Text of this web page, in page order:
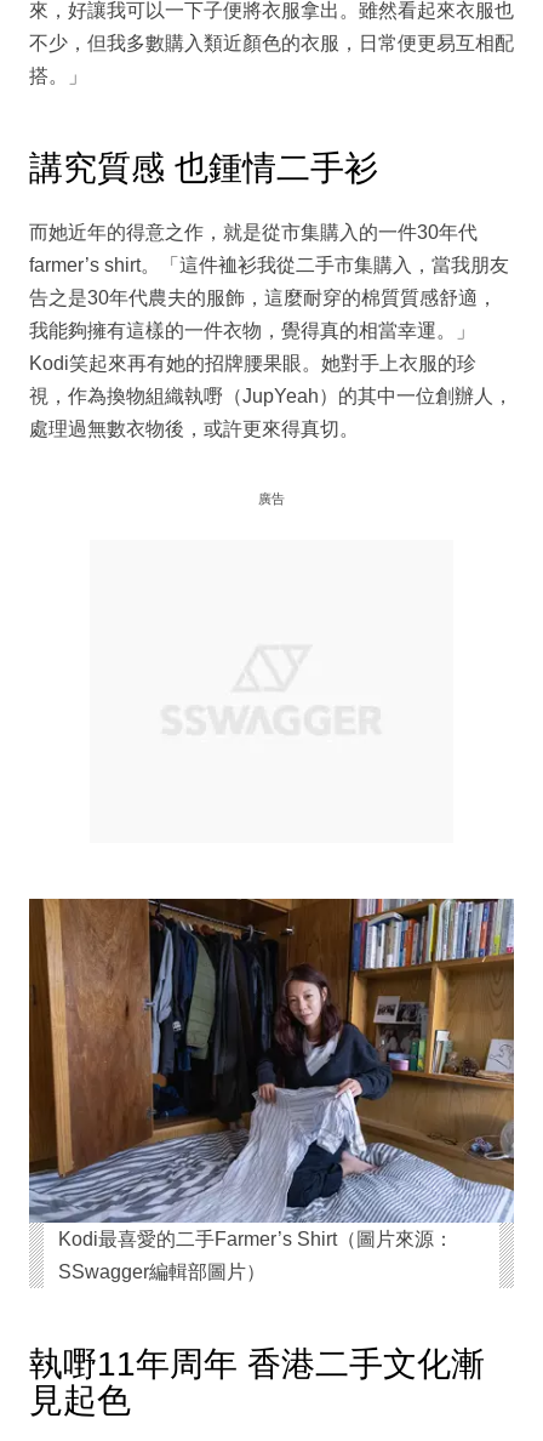
來，好讓我可以一下子便將衣服拿出。雖然看起來衣服也
不少，但我多數購入類近顏色的衣服，日常便更易互相配
搭。」
講究質感 也鍾情二手衫
而她近年的得意之作，就是從市集購入的一件30年代
farmer’s shirt。「這件裇衫我從二手市集購入，當我朋友
告之是30年代農夫的服飾，這麼耐穿的棉質質感舒適，
我能夠擁有這樣的一件衣物，覺得真的相當幸運。」
Kodi笑起來再有她的招牌腰果眼。她對手上衣服的珍
視，作為換物組織執嘢（JupYeah）的其中一位創辦人，
處理過無數衣物後，或許更來得真切。
廣告
Kodi最喜愛的二手Farmer’s Shirt（圖片來源：
SSwagger編輯部圖片）
執嘢11年周年 香港二手文化漸
見起色